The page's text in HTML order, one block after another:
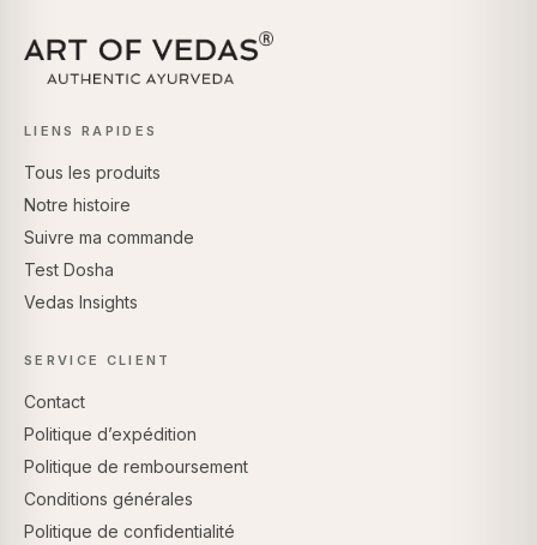
LIENS RAPIDES
Tous les produits
Notre histoire
Suivre ma commande
Test Dosha
Vedas Insights
SERVICE CLIENT
Contact
Politique d’expédition
Politique de remboursement
Conditions générales
Politique de confidentialité